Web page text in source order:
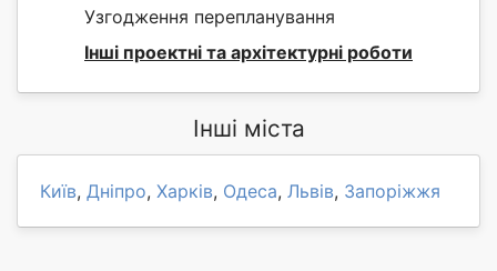
Узгодження перепланування
Інші проектні та архітектурні роботи
Інші міста
Київ, Дніпро, Харків, Одеса, Львів, Запоріжжя